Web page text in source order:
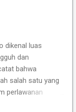
Grandmaster
dan IM
yang
(WIM) seperti
dan
sku...
dikenal luas
dan
bahwa
salah satu yang
perlawanan